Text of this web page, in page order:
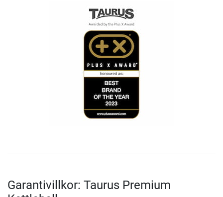
Garantivillkor: Taurus Premium